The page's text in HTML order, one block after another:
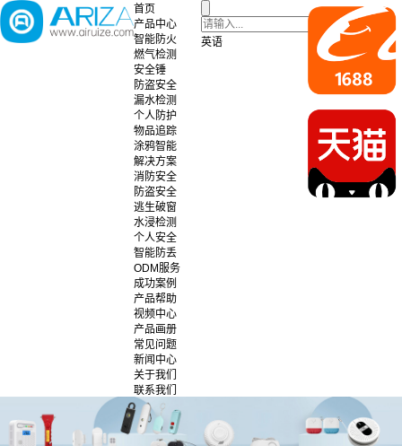
首页
产品中心
智能防火
燃气检测
安全锤
防盗安全
漏水检测
个人防护
物品追踪
涂鸦智能
解决方案
消防安全
防盗安全
逃生破窗
水浸检测
个人安全
智能防丢
ODM服务
成功案例
产品帮助
视频中心
产品画册
常见问题
新闻中心
关于我们
联系我们
英语